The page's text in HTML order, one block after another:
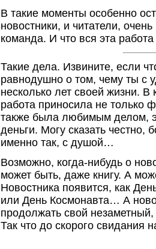
В такие моменты особенно
новостники, и читатели,
команда. И что вся эта
Такие дела. Извините, если
равнодушно о том, чему ты с
несколько лет своей жизни.
работа приносила не только
также была любимым делом,
деньги. Могу сказать честно,
именно так, с душой…
Возможно, когда-нибудь о
может быть, даже книгу. А
Новостника появится, как
или День Космонавта… А
продолжать свой
Так что до скорого свидания